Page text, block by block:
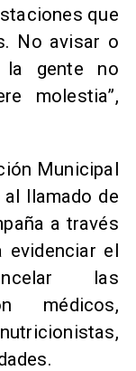
que
No avisar o
la gente no
molestia”,
Municipal
llamado de
a través
evidenciar el
celar las
médicos,